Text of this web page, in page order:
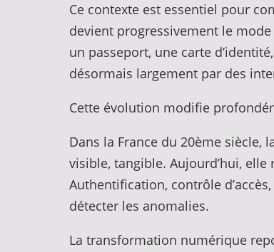
Ce contexte est essentiel pour
devient progressivement le
un passeport, une carte
désormais largement par des
Cette évolution modifie
Dans la France du 20ème
visible, tangible. Aujourd’hui,
Authentification, contrôle
détecter les anomalies.
La transformation numérique